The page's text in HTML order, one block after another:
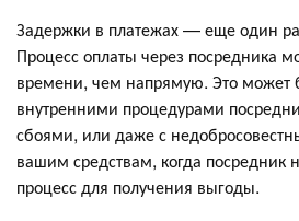
Задержки в платежах — еще один
Процесс оплаты через посредника
времени, чем напрямую. Это может
внутренними процедурами
сбоями, или даже с
вашим средствам, когда посредник
процесс для получения выгоды.